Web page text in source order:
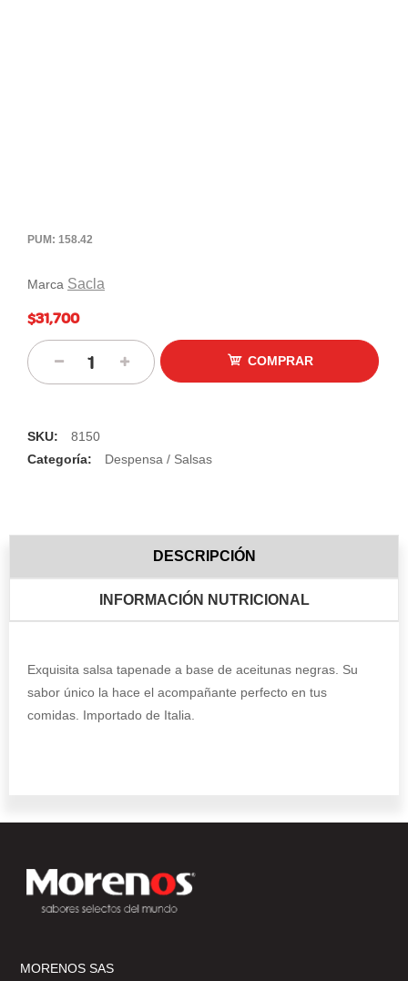
PUM: 158.42
Marca Sacla
$31,700
COMPRAR
SKU:
8150
Categoría:
Despensa / Salsas
DESCRIPCIÓN
INFORMACIÓN NUTRICIONAL
Exquisita salsa tapenade a base de aceitunas negras. Su
sabor único la hace el acompañante perfecto en tus
comidas. Importado de Italia.
MORENOS SAS